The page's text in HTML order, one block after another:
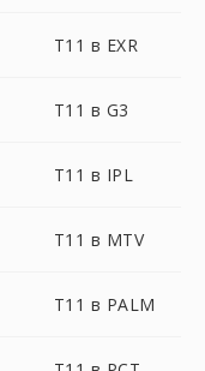
T11 в EXR
T11 в G3
T11 в IPL
T11 в MTV
T11 в PALM